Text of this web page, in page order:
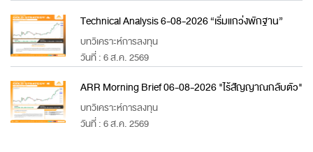
Technical Analysis 6-08-2026 “เริ่มแกว่งพักฐาน”
บทวิเคราะห์การลงทุน
วันที่ : 6 ส.ค. 2569
ARR Morning Brief 06-08-2026 "ไร้สัญญาณกลับตัว"
บทวิเคราะห์การลงทุน
วันที่ : 6 ส.ค. 2569